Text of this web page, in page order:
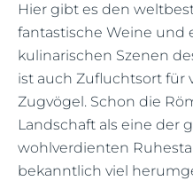
Hier gibt es den
fantastische Weine und
kulinarischen Szenen
ist auch Zufluchtsort für
Zugvögel. Schon die
Landschaft als eine der
wohlverdienten
bekanntlich viel